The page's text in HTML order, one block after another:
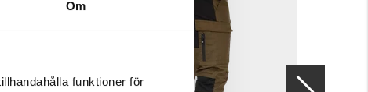
Om
funktioner för